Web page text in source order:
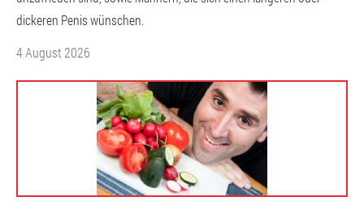
dickeren Penis wünschen.
4 August 2026